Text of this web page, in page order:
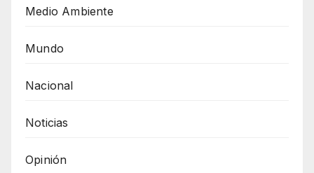
Medio Ambiente
Mundo
Nacional
Noticias
Opinión